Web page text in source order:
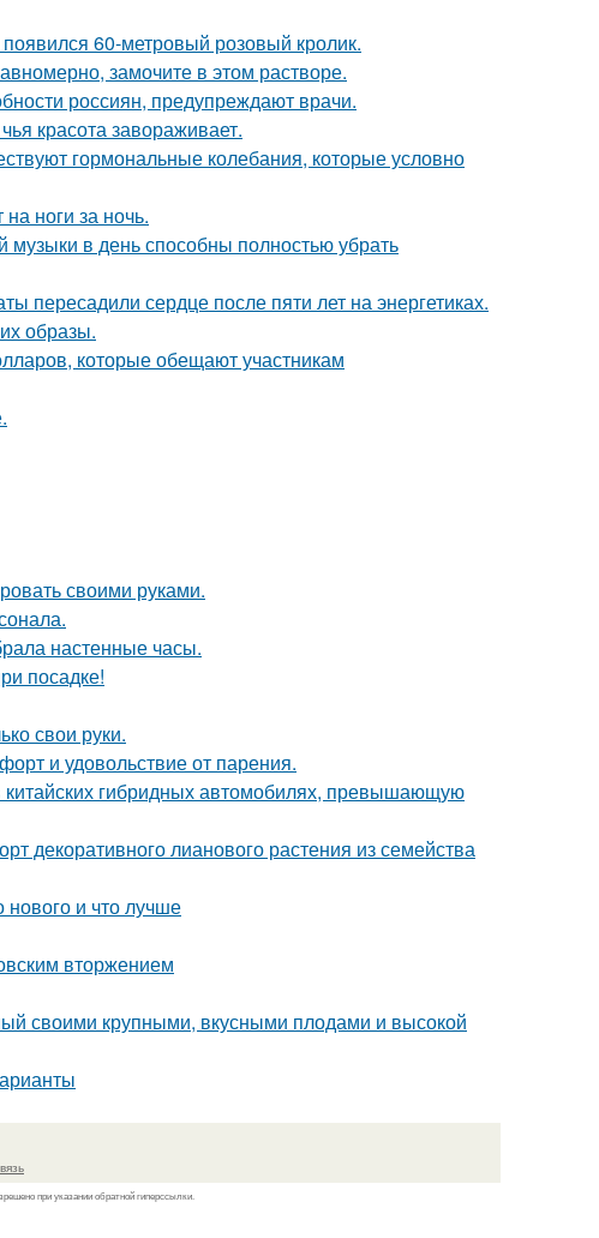
60-метровый розовый кролик.
замочите в этом растворе.
россиян, предупреждают врачи.
красота завораживает.
гормональные колебания, которые условно
ноги за ночь.
музыки в день способны полностью убрать
пересадили сердце после пяти лет на энергетиках.
образы.
которые обещают участникам
своими руками.
настенные часы.
посадке!
свои руки.
и удовольствие от парения.
гибридных автомобилях, превышающую
декоративного лианового растения из семейства
нового и что лучше
вторжением
своими крупными, вкусными плодами и высокой
при указании обратной гиперссылки.